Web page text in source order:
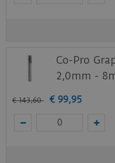
de
Download hierde
Ambiant PVC
Staal aanvragen
Benieuwd hoe
Co-Pro
2,0mm -
€ 143,60 € 99,95